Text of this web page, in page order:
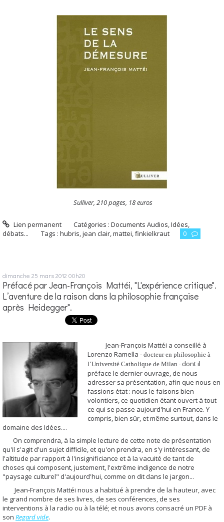
Sulliver, 210 pages, 18 euros
Lien permanent Catégories :Documents Audios,Idées,
débats...
Tags : hubris,jean clair,mattei,finkielkraut 0
dimanche 25 mars 2012 00h20
Préfacé par Jean-François Mattéi, "L'expérience critique".
L’aventure de la raison dans la philosophie française
après Heidegger".
Jean-François Mattéi a conseillé à
Lorenzo Ramella -docteur en philosophie à
l’Université Catholique de Milan - dont il
préface le dernier ouvrage, de nous
adresser sa présentation, afin que nous en
fassions état : nous le faisons bien
volontiers, ce quotidien étant ouvert à tout
ce qui se passe aujourd'hui en France. Y
compris, bien sûr, et même surtout, dans le
domaine des Idées....
On comprendra, à la simple lecture de cette note de présentation
qu'il s'agit d'un sujet difficile, et qu'on prendra, en s'y intéressant, de
l'altitude par rapport à l'insignificiance et à la vacuité de tant de
choses qui composent, justement, l'extrême indigence de notre
"paysage culturel" d'aujourd'hui, comme on dit dans le jargon...
Jean-François Mattéi nous a habitué à prendre de la hauteur, avec
le grand nombre de ses livres, de ses conférences, de ses
interventions à la radio ou à la télé; et nous avons consacré un PDF à
son Regard vide.